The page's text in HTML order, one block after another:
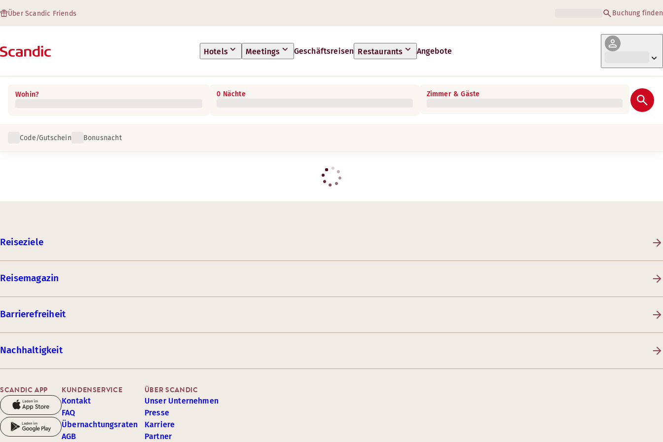
Über Scandic Friends Buchung finden
Hotels Meetings Geschäftsreisen Restaurants Angebote
Wohin? 0 Nächte Zimmer & Gäste
Code/Gutschein Bonusnacht
Reiseziele
Reisemagazin
Barrierefreiheit
Nachhaltigkeit
SCANDIC APP KUNDENSERVICE
Kontakt
FAQ
Übernachtungsraten
AGB
ÜBER SCANDIC
Unser Unternehmen
Presse
Karriere
Partner